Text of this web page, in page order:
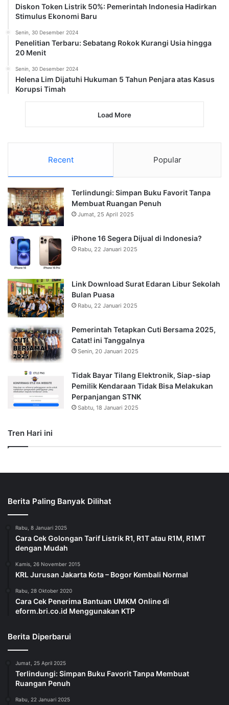
Diskon Token Listrik 50%: Pemerintah Indonesia Hadirkan
Stimulus Ekonomi Baru
Senin, 30 Desember 2024
Penelitian Terbaru: Sebatang Rokok Kurangi Usia hingga
20 Menit
Senin, 30 Desember 2024
Helena Lim Dijatuhi Hukuman 5 Tahun Penjara atas Kasus
Korupsi Timah
Load More
Recent Popular
Terlindungi: Simpan Buku Favorit Tanpa
Membuat Ruangan Penuh
Jumat, 25 April 2025
iPhone 16 Segera Dijual di Indonesia?
Rabu, 22 Januari 2025
Link Download Surat Edaran Libur Sekolah
Bulan Puasa
Rabu, 22 Januari 2025
Pemerintah Tetapkan Cuti Bersama 2025,
Catat! ini Tanggalnya
Senin, 20 Januari 2025
Tidak Bayar Tilang Elektronik, Siap-siap
Pemilik Kendaraan Tidak Bisa Melakukan
Perpanjangan STNK
Sabtu, 18 Januari 2025
Tren Hari ini
Berita Paling Banyak Dilihat
Rabu, 8 Januari 2025
Cara Cek Golongan Tarif Listrik R1, R1T atau R1M, R1MT
dengan Mudah
Kamis, 26 November 2015
KRL Jurusan Jakarta Kota – Bogor Kembali Normal
Rabu, 28 Oktober 2020
Cara Cek Penerima Bantuan UMKM Online di
eform.bri.co.id Menggunakan KTP
Berita Diperbarui
Jumat, 25 April 2025
Terlindungi: Simpan Buku Favorit Tanpa Membuat
Ruangan Penuh
Rabu, 22 Januari 2025